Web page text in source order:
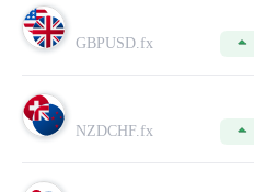
GBPUSD.fx
NZDCHF.fx